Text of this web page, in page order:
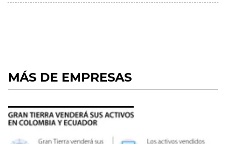
MÁS DE EMPRESAS